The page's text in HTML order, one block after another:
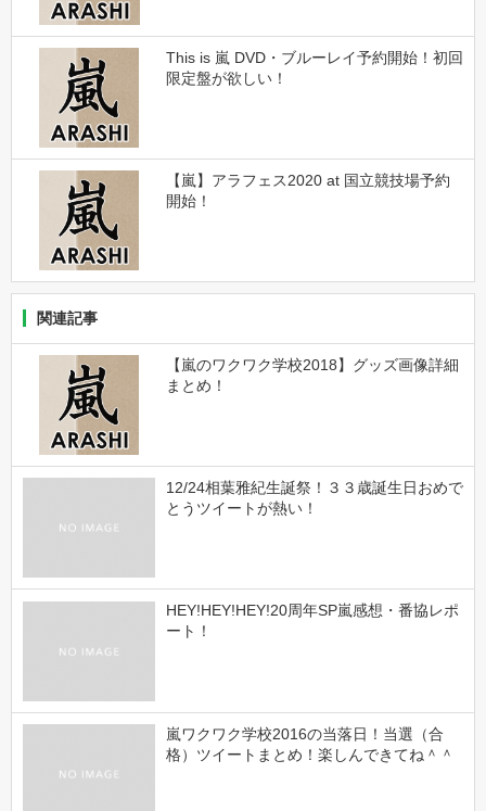
This is 嵐 DVD・ブルーレイ予約開始！初回
限定盤が欲しい！
【嵐】アラフェス2020 at 国立競技場予約
開始！
関連記事
【嵐のワクワク学校2018】グッズ画像詳細
まとめ！
12/24相葉雅紀生誕祭！３３歳誕生日おめで
とうツイートが熱い！
HEY!HEY!HEY!20周年SP嵐感想・番協レポ
ート！
嵐ワクワク学校2016の当落日！当選（合
格）ツイートまとめ！楽しんできてね＾＾